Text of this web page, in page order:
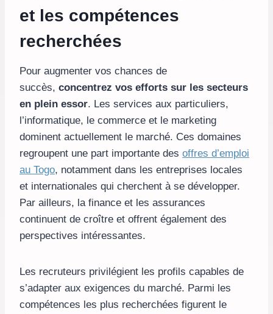
et les compétences
recherchées
Pour augmenter vos chances de
succès, concentrez vos efforts sur les secteurs
en plein essor. Les services aux particuliers,
l’informatique, le commerce et le marketing
dominent actuellement le marché. Ces domaines
regroupent une part importante des offres d’emploi
au Togo, notamment dans les entreprises locales
et internationales qui cherchent à se développer.
Par ailleurs, la finance et les assurances
continuent de croître et offrent également des
perspectives intéressantes.
Les recruteurs privilégient les profils capables de
s’adapter aux exigences du marché. Parmi les
compétences les plus recherchées figurent le